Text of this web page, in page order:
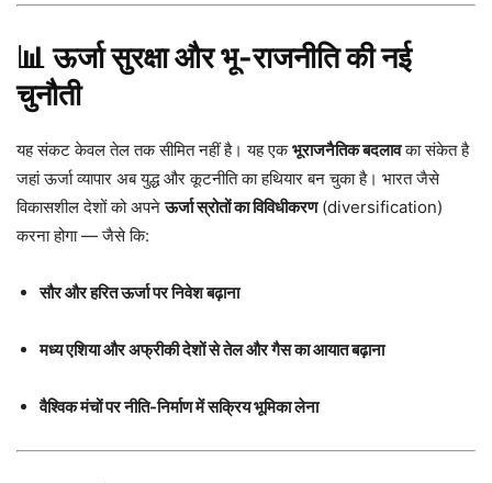
📊 ऊर्जा सुरक्षा और भू-राजनीति की नई
चुनौती
यह संकट केवल तेल तक सीमित नहीं है। यह एकभूराजनैतिक बदलावका संकेत है
जहां ऊर्जा व्यापार अब युद्ध और कूटनीति का हथियार बन चुका है। भारत जैसे
विकासशील देशों को अपनेऊर्जा स्रोतों का विविधीकरण(diversification)
करना होगा — जैसे कि:
सौर और हरित ऊर्जा पर निवेश बढ़ाना
मध्य एशिया और अफ्रीकी देशों से तेल और गैस का आयात बढ़ाना
वैश्विक मंचों पर नीति-निर्माण में सक्रिय भूमिका लेना